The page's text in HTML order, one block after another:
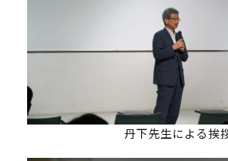
丹下先生による挨